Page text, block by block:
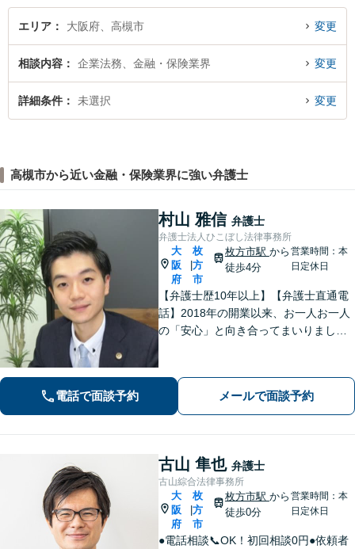
エリア 大阪府、高槻市 変更
相談内容 企業法務、金融・保険業界 変更
詳細条件 未選択 変更
高槻市から近い金融・保険業界に強い弁護士
村山 雅信 弁護士
弁護士法人ひこぼし法律事務所
大
阪
府
|
枚
方
市
枚方市駅 から
徒歩4分
営業時間：本
日定休日
【弁護士歴10年以上】【弁護士直通電
話】2018年の開業以来、お一人お一人
の「安心」と向き合ってまいりまし
ていただける結果を目指し、迅速かつ
粘り強く対応することをお約束しま
す。
電話で面談予約 メールで面談予約
古山 隼也 弁護士
古山綜合法律事務所
大
阪
府
|
枚
方
市
枚方市駅 から
徒歩0分
営業時間：本
日定休日
●電話相談📞OK！初回相談0円●依頼者